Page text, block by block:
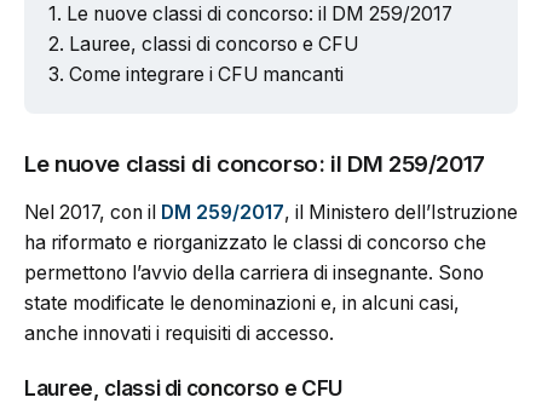
Le nuove classi di concorso: il DM 259/2017
Lauree, classi di concorso e CFU
Come integrare i CFU mancanti
Le nuove classi di concorso: il DM 259/2017
Nel 2017, con il DM 259/2017, il Ministero dell’Istruzione
ha riformato e riorganizzato le classi di concorso che
permettono l’avvio della carriera di insegnante. Sono
state modificate le denominazioni e, in alcuni casi,
anche innovati i requisiti di accesso.
Lauree, classi di concorso e CFU